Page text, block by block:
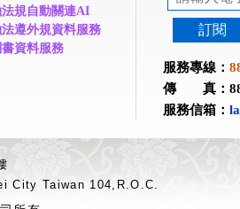
規自動關連AI
遵外規資料服務
資料服務
訂閱
服務專線：
傳 真：
服務信箱：
City Taiwan 104,R.O.C.